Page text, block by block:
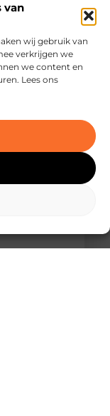
van
wij gebruik van
verkrijgen we
we content en
Lees ons
in
ben je hier